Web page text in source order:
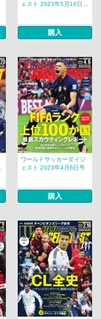
ェスト 2023年5月18日...
購入
ワールドサッカーダイジ
ェスト 2023年4月6日号
購入